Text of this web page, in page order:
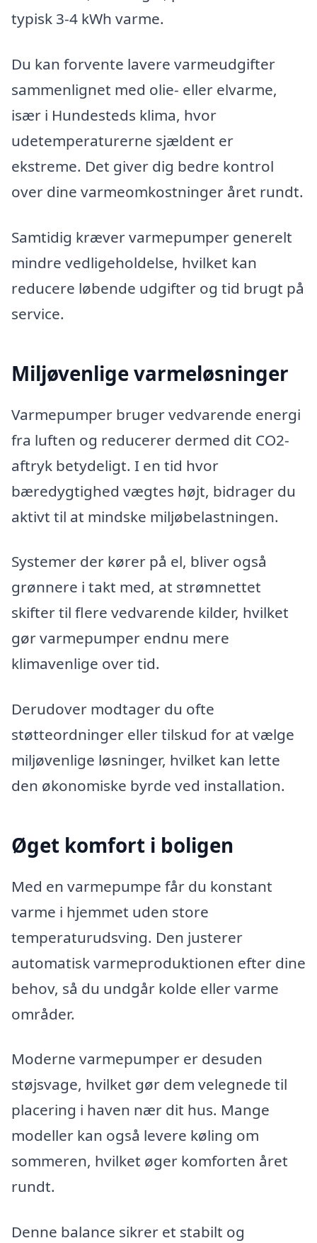
typisk 3-4 kWh varme.
Du kan forvente lavere varmeudgifter
sammenlignet med olie- eller elvarme,
især i Hundesteds klima, hvor
udetemperaturerne sjældent er
ekstreme. Det giver dig bedre kontrol
over dine varmeomkostninger året rundt.
Samtidig kræver varmepumper generelt
mindre vedligeholdelse, hvilket kan
reducere løbende udgifter og tid brugt på
service.
Miljøvenlige varmeløsninger
Varmepumper bruger vedvarende energi
fra luften og reducerer dermed dit CO2-
aftryk betydeligt. I en tid hvor
bæredygtighed vægtes højt, bidrager du
aktivt til at mindske miljøbelastningen.
Systemer der kører på el, bliver også
grønnere i takt med, at strømnettet
skifter til flere vedvarende kilder, hvilket
gør varmepumper endnu mere
klimavenlige over tid.
Derudover modtager du ofte
støtteordninger eller tilskud for at vælge
miljøvenlige løsninger, hvilket kan lette
den økonomiske byrde ved installation.
Øget komfort i boligen
Med en varmepumpe får du konstant
varme i hjemmet uden store
temperaturudsving. Den justerer
automatisk varmeproduktionen efter dine
behov, så du undgår kolde eller varme
områder.
Moderne varmepumper er desuden
støjsvage, hvilket gør dem velegnede til
placering i haven nær dit hus. Mange
modeller kan også levere køling om
sommeren, hvilket øger komforten året
rundt.
Denne balance sikrer et stabilt og